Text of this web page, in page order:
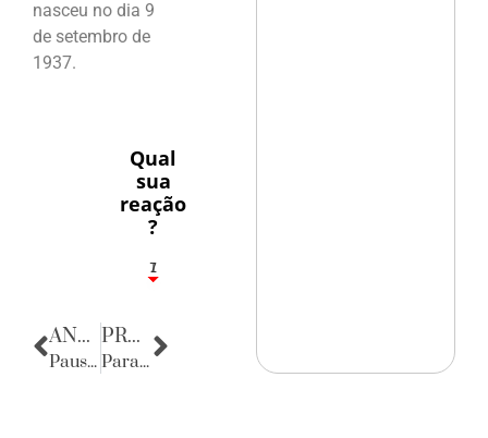
nasceu no dia 9
de setembro de
1937.
Qual
sua
reação
?
1
7
ANTERIOR
Pausa poética
PRÓXIMA
Parabéns